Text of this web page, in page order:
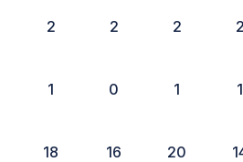
2 2 2 2
1 0 1 1
18 16 20